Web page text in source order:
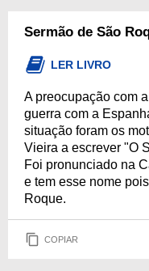
Sermão de São
LER LIVRO
A preocupação com
guerra com a
situação foram os
Vieira a escrever "O
Foi pronunciado na
e tem esse nome
Roque.
COPIAR